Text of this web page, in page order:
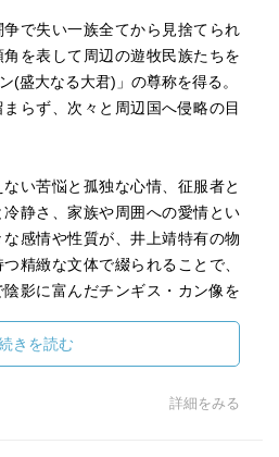
いない
狼の裔どもをいくらでも産むこ
…」
連れて、ある若者の妻にされて
くで奪い返すが、やがてボルテ
なる」
で失い一族全てから見捨てられ
を表して周辺の遊牧民族たちを
(盛大なる大君)」の尊称を得る。
らず、次々と周辺国へ侵略の目
い苦悩と孤独な心情、征服者と
静さ、家族や周囲への愛情とい
感情や性質が、井上靖特有の物
精緻な文体で綴られることで、
影に富んだチンギス・カン像を
えた筈のチンギス・カンの最期
く、孤独に満ちている。
は自身の中に根付いた孤独から
きを読む
詳細をみる